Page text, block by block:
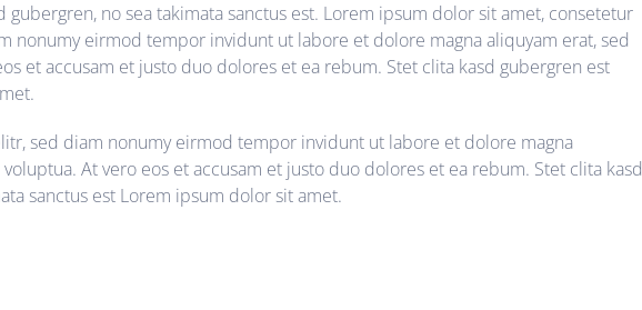
gubergren, no sea takimata sanctus est. Lorem ipsum dolor sit amet, consetetur
nonumy eirmod tempor invidunt ut labore et dolore magna aliquyam erat, sed
et accusam et justo duo dolores et ea rebum. Stet clita kasd gubergren est
sed diam nonumy eirmod tempor invidunt ut labore et dolore magna
At vero eos et accusam et justo duo dolores et ea rebum. Stet clita kasd
sanctus est Lorem ipsum dolor sit amet.